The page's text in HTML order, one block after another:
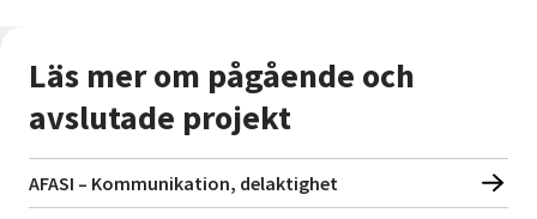
Starta studiecirkel
Cirkelledare
Läs mer om pågående och
avslutade projekt
AFASI – Kommunikation, delaktighet